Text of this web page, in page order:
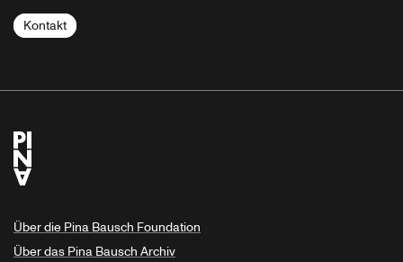
Kontakt
Über die Pina Bausch Foundation
Über das Pina Bausch Archiv